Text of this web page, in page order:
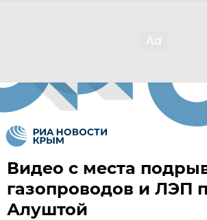
Видео с места
газопроводов и ЛЭП
Алуштой